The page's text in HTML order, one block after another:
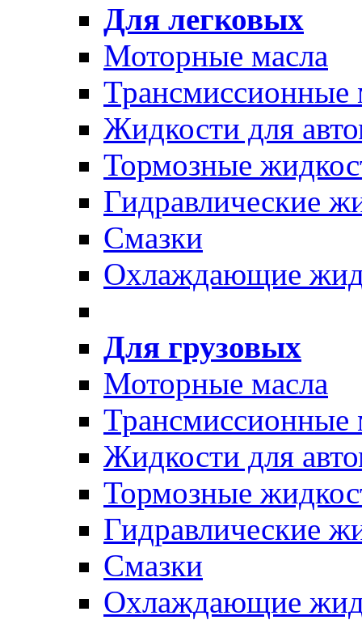
Для легковых
Моторные масла
Трансмиссионные
Жидкости для
Тормозные
Гидравлические
Смазки
Охлаждающие
Для грузовых
Моторные масла
Трансмиссионные
Жидкости для
Тормозные
Гидравлические
Смазки
Охлаждающие